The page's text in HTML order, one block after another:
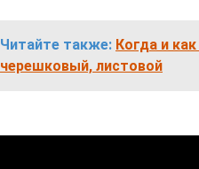
Читайте также: Когда и
черешковый, листовой